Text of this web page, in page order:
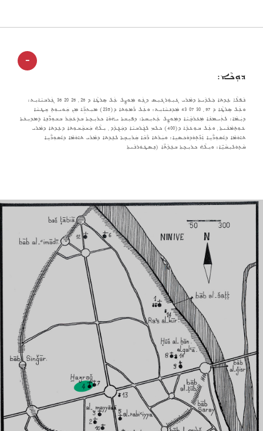
-
ܕܘܼܟܵܐ:
ܢܵܦܠܵܐ ܥܹܕܬܐ ܟܲܠܕܵܝܬܐ ܕܡܵܪܝ ܓܝܼܘܲܪܓܝܼܣ ܕܓܲܘ ܡܲܘܨܸܠ ܥܲܠ ܣܸܪܛܵܐ ܕ 28 ݂ 26 20 36 ܓܲܪܒܝܵܐܝܼܬ:
ܘܥܲܠ ܣܸܪܛܵܐ ܕ 97 ݂ 30 07 43 ܡܲܕܢܚܵܐܝܼܬ: ܘܥܲܠ ܪܵܡܘܼܬܐ ܕ(235) ܡܝܼܬܖܹ̈ܐ ܡܼܢ ܫܲܘܝܘܼܬ݂ ܫܸܛܚܵܐ
ܕܝܲܡܵܐ: ܠܬܲܝܡܢܵܐ ܡܲܥܪܒ݂ܵܝܵܐ ܕܡܲܘܨܸܠ ܥܲܬܝܼܩܬܐ: ܕܦܝܼܫܬܐ ܝܗ݇ܘܵܐ ܟܪܝܼܟ݂ܬܐ ܒܕܲܥܒܲܪ ܒܫܘܼܖ̈ܵܢܹܐ ܕܲܡܕܝܼܢ݇ܬܐ
ܥܘܼܬ݂ܡܵܢܵܝܬܐ ݂ ܘܥܲܠ ܒܘܼܥܕܵܐ ܕ(400) ܟܠܡ ܠܓܲܪܒܝܵܐ ܕܒܲܓ݂ܕܵܕ ݂ ܝܼܠܵܗ̇ ܒܲܫܒ݂ܵܒܘܼܬܐ ܕܥܹܕܬܐ ܕܡܵܪܝ
ܬܐܘܿܡܵܐ ܕܐ݇ܣܘܼܖ̈ܵܝܹܐ ܐܲܖ̈ܬ݂ܘܿܕܘܿܟܣܝܹܐ: ܘܚܲܪܬܐ ܪܵܒܵܐ ܩܲܪܝܼܒ݂ܬܐ ܠܥܹܕܬܐ ܕܡܵܪܝ ܬܐܘܿܡܵܐ ܕܐ݇ܣܘܼܖ̈ܵܝܹܐ
ܩܵܬ݂ܘܿܠܝܼܩܵܝܹ̈ܐ: ܘܝܼܠܵܗ̇ ܟܪܝܼܟ݂ܬܐ ܒܥܹܕܵܬ̈ܐ (ܢܸܣܛܘܿܪܢܵܝܬܐ